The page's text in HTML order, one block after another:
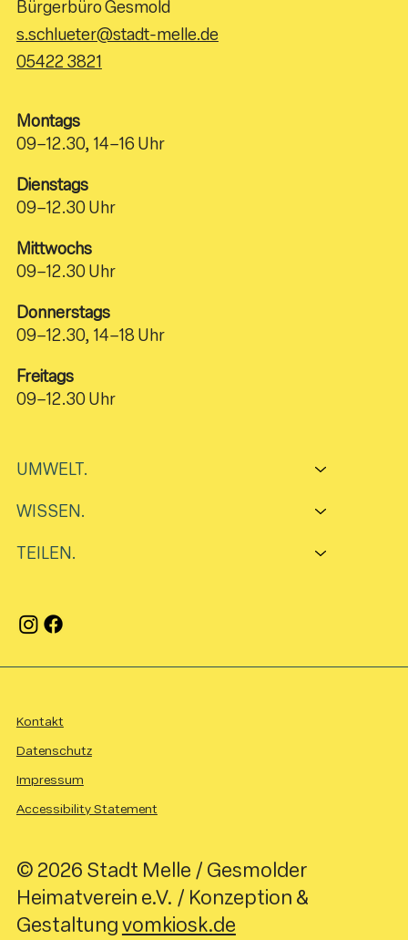
Bürgerbüro Gesmold
s.schlueter@stadt-melle.de
05422 3821
Montags
09–12.30, 14–16 Uhr
Dienstags
09–12.30 Uhr
Mittwochs
09–12.30 Uhr
Donnerstags
09–12.30, 14–18 Uhr
Freitags
09–12.30 Uhr
UMWELT.
WISSEN.
TEILEN.
Kontakt
Impressum
Accessibility Statement
Datenschutz
© 2026 Stadt Melle / Gesmolder
Heimatverein e.V. / Konzeption &
Gestaltungvomkiosk.de